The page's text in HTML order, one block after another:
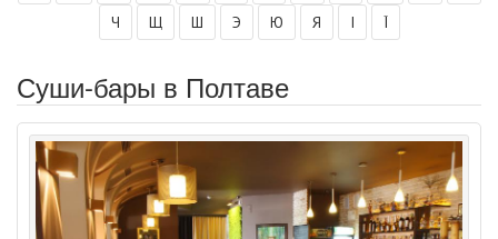
Ч
Щ Ш Э Ю Я І Ї
Суши-бары в Полтаве